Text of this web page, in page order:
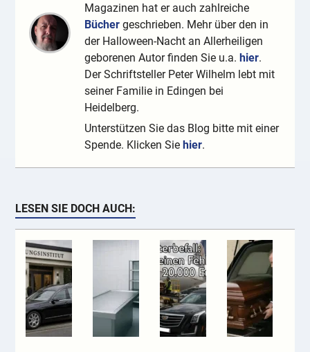
Magazinen hat er auch zahlreiche
Bücher geschrieben. Mehr über den in
der Halloween-Nacht an Allerheiligen
geborenen Autor finden Sie u.a.hier.
Der Schriftsteller Peter Wilhelm lebt mit
seiner Familie in Edingen bei
Heidelberg.
Unterstützen Sie das Blog bitte mit einer
Spende. Klicken Siehier.
LESEN SIE DOCH AUCH: